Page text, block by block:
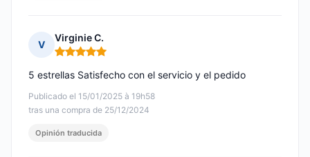
V
Virginie C.
Nota: 5 de 5
Publicado el 15/01/2025 à 19h58
tras una compra de 25/12/2024
5 estrellas Satisfecho con el servicio y el pedido
Opinión traducida